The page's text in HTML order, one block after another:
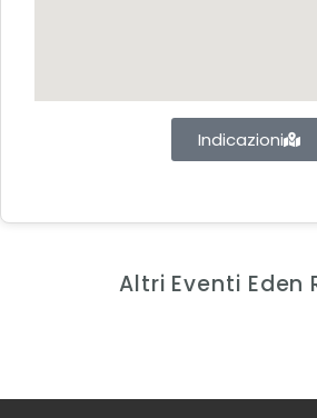
Indicazioni
Altri Eventi Eden